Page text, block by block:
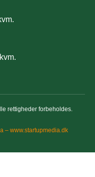
rettigheder forbeholdes.
– www.startupmedia.dk